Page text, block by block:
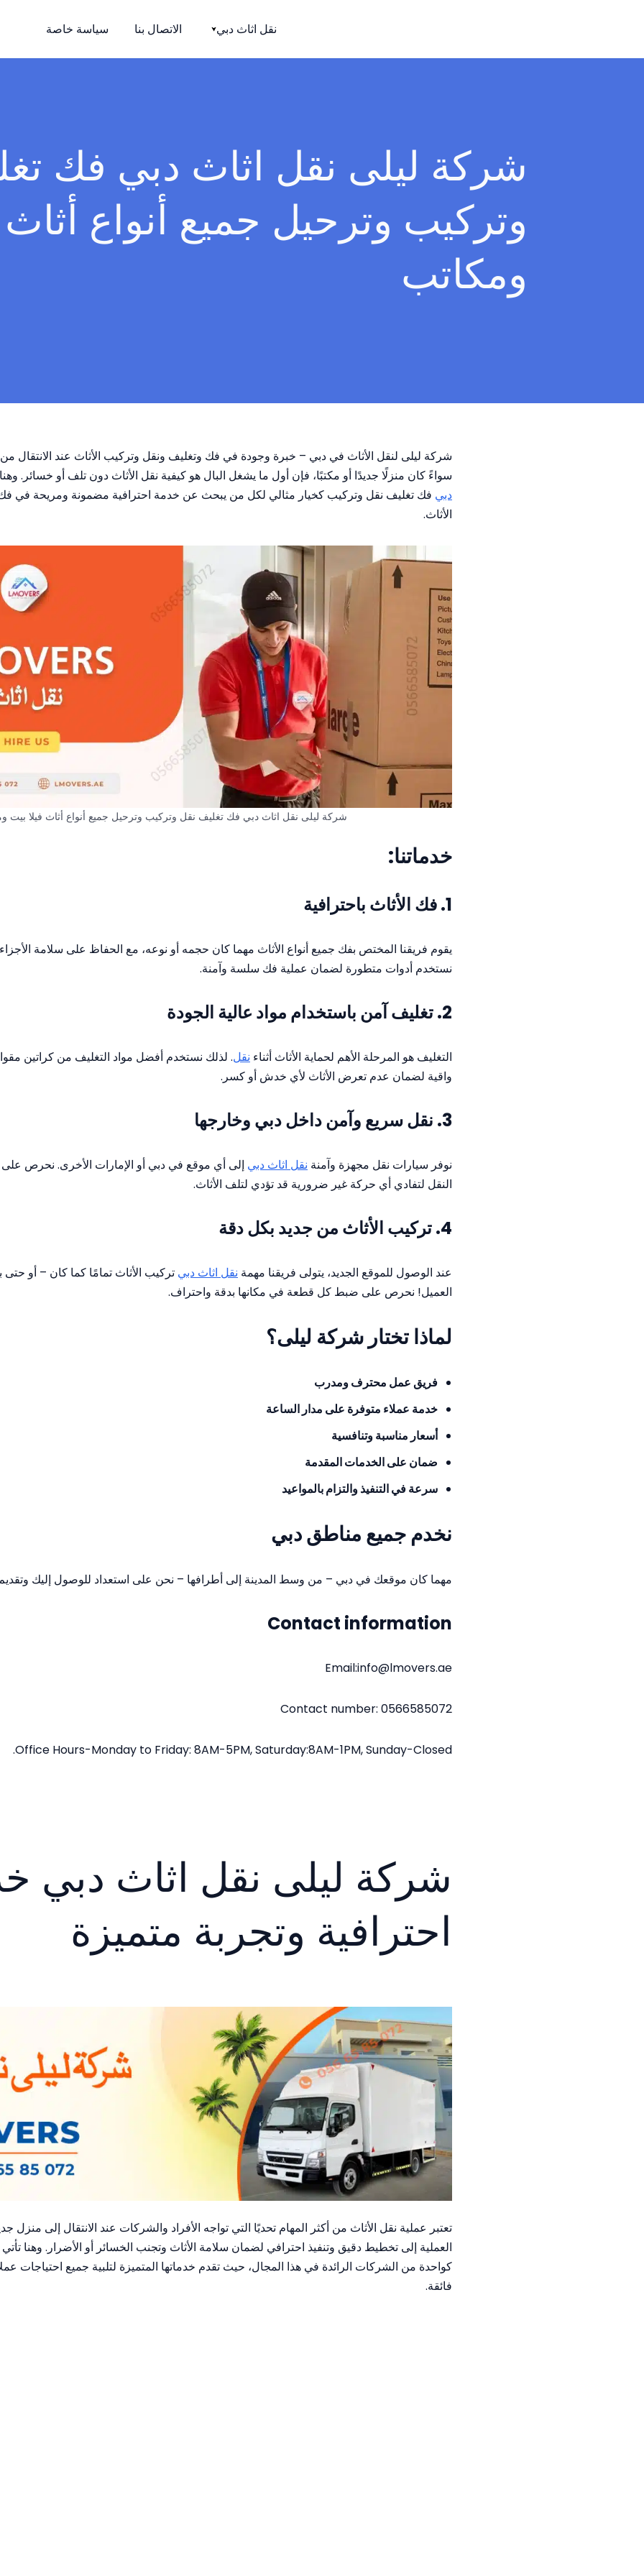
إلى
نقل اثاث دبي الاتصال بنا سياسة خاصة
شركة ليلى نقل اثاث دبي فك
وتركيب وترحيل جميع أنواع أثاث
ومكاتب
شركة ليلى لنقل الأثاث في دبي – خبرة وجودة في فك وتغليف ونقل وتركيب الأثاث عند الانتقال
سواءً كان منزلًا جديدًا أو مكتبًا، فإن أول ما يشغل البال هو كيفية نقل الأثاث دون تلف أو خسائر.
دبي فك تغليف نقل وتركيب كخيار مثالي لكل من يبحث عن خدمة احترافية مضمونة ومريحة في
الأثاث.
شركة ليلى نقل اثاث دبي فك تغليف نقل وتركيب وترحيل جميع أنواع أثاث فيلا بيت
خدماتنا:
1. فك الأثاث باحترافية
يقوم فريقنا المختص بفك جميع أنواع الأثاث مهما كان حجمه أو نوعه، مع الحفاظ على سلامة
نستخدم أدوات متطورة لضمان عملية فك سلسة وآمنة.
2. تغليف آمن باستخدام مواد عالية الجودة
التغليف هو المرحلة الأهم لحماية الأثاث أثناء نقل. لذلك نستخدم أفضل مواد التغليف من كراتين
واقية لضمان عدم تعرض الأثاث لأي خدش أو كسر.
3. نقل سريع وآمن داخل دبي وخارجها
نوفر سيارات نقل مجهزة وآمنة نقل اثاث دبي إلى أي موقع في دبي أو الإمارات الأخرى. نحرص على
النقل لتفادي أي حركة غير ضرورية قد تؤدي لتلف الأثاث.
4. تركيب الأثاث من جديد بكل دقة
عند الوصول للموقع الجديد، يتولى فريقنا مهمة نقل اثاث دبي تركيب الأثاث تمامًا كما كان – أو
العميل! نحرص على ضبط كل قطعة في مكانها بدقة واحتراف.
لماذا تختار شركة ليلى؟
فريق عمل محترف ومدرب
خدمة عملاء متوفرة على مدار الساعة
أسعار مناسبة وتنافسية
ضمان على الخدمات المقدمة
سرعة في التنفيذ والتزام بالمواعيد
نخدم جميع مناطق دبي
مهما كان موقعك في دبي – من وسط المدينة إلى أطرافها – نحن على استعداد للوصول إليك
Contact information
Email:info@lmovers.ae
Contact number: 0566585072
Office Hours-Monday to Friday: 8AM-5PM, Saturday:8AM-1PM, Sunday-Closed.
شركة ليلى نقل اثاث دبي
احترافية وتجربة متميزة
تعتبر عملية نقل الأثاث من أكثر المهام تحديًا التي تواجه الأفراد والشركات عند الانتقال إلى منزل
العملية إلى تخطيط دقيق وتنفيذ احترافي لضمان سلامة الأثاث وتجنب الخسائر أو الأضرار. وهنا تأتي
كواحدة من الشركات الرائدة في هذا المجال، حيث تقدم خدماتها المتميزة لتلبية جميع احتياجات
فائقة.